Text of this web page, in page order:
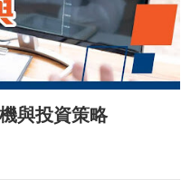
與投資策略